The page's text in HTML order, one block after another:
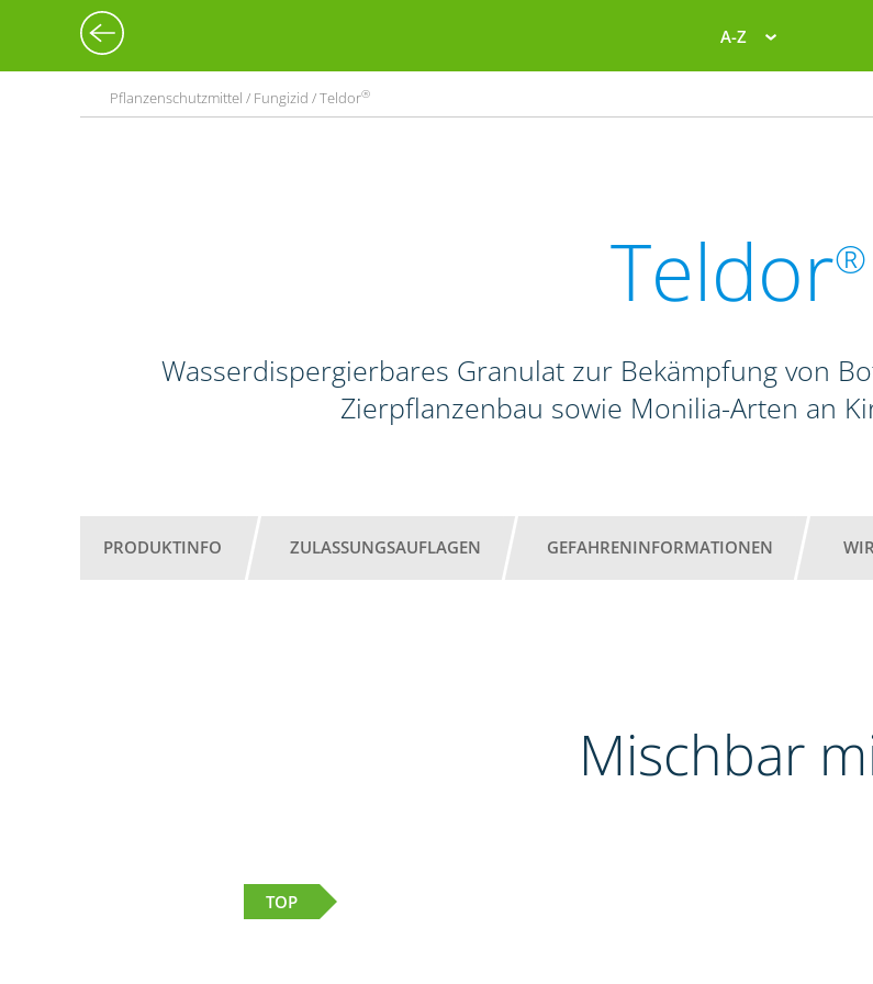
A-Z
Pflanzenschutzmittel / Fungizid / Teldor®
Teldor®
Wasserdispergierbares Granulat zur Bekämpfung von
Zierpflanzenbau sowie Monilia-Arten an
PRODUKTINFO ZULASSUNGSAUFLAGEN GEFAHRENINFORMATIONEN
Mischbar
TOP